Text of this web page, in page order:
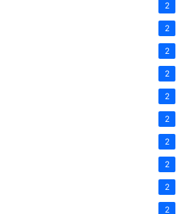
2
2
2
2
2
2
2
2
2
2